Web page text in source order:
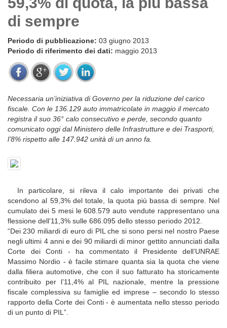
di sempre
Periodo di pubblicazione: 03 giugno 2013
Periodo di riferimento dei dati: maggio 2013
Necessaria un’iniziativa di Governo per la riduzione del carico
fiscale. Con le 136.129 auto immatricolate in maggio il mercato
registra il suo 36° calo consecutivo e perde, secondo quanto
comunicato oggi dal Ministero delle Infrastrutture e dei Trasporti,
l’8% rispetto alle 147.942 unità di un anno fa.
In particolare, si rileva il calo importante dei privati che
scendono al 59,3% del totale, la quota più bassa di sempre. Nel
cumulato dei 5 mesi le 608.579 auto vendute rappresentano una
flessione dell’11,3% sulle 686.095 dello stesso periodo 2012.
“Dei 230 miliardi di euro di PIL che si sono persi nel nostro Paese
negli ultimi 4 anni e dei 90 miliardi di minor gettito annunciati dalla
Corte dei Conti - ha commentato il Presidente dell’UNRAE
Massimo Nordio - è facile stimare quanta sia la quota che viene
dalla filiera automotive, che con il suo fatturato ha storicamente
contribuito per l’11,4% al PIL nazionale, mentre la pressione
fiscale complessiva su famiglie ed imprese – secondo lo stesso
rapporto della Corte dei Conti - è aumentata nello stesso periodo
di un punto di PIL”.